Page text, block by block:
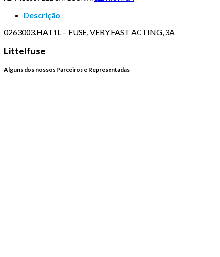
Descrição
0263003.HAT1L – FUSE, VERY FAST ACTING, 3A
Littelfuse
Alguns dos nossos Parceiros e Representadas